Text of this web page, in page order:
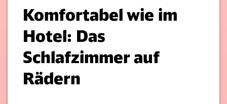
Komfortabel wie im
Hotel: Das
Schlafzimmer auf
Rädern